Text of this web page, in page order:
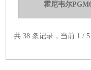
霍尼韦尔
共 38 条记录，当前 1